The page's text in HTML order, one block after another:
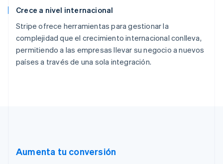
Crece a nivel internacional
Stripe ofrece herramientas para gestionar la
complejidad que el crecimiento internacional conlleva,
permitiendo a las empresas llevar su negocio a nuevos
países a través de una sola integración.
Aumenta tu conversión